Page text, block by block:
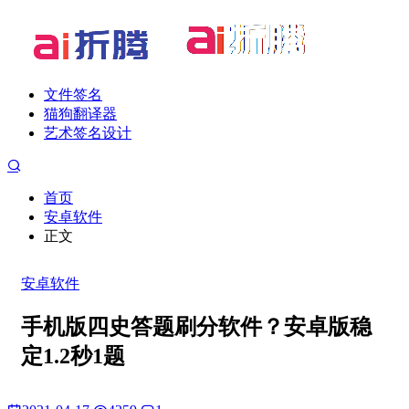
文件签名
猫狗翻译器
艺术签名设计
首页
安卓软件
正文
安卓软件
手机版四史答题刷分软件？安卓版稳
定1.2秒1题